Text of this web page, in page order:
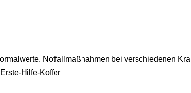
Notfallmaßnahmen bei verschiedenen
Hilfe-Koffer